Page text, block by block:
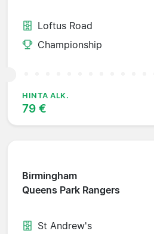
Loftus Road
Championship
HINTA ALK.
79 €
Birmingham
Queens Park Rangers
St Andrew's